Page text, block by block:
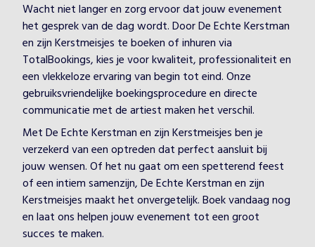
Wacht niet langer en zorg ervoor dat jouw evenement
het gesprek van de dag wordt. Door De Echte Kerstman
en zijn Kerstmeisjes te boeken of inhuren via
TotalBookings, kies je voor kwaliteit, professionaliteit en
een vlekkeloze ervaring van begin tot eind. Onze
gebruiksvriendelijke boekingsprocedure en directe
communicatie met de artiest maken het verschil.
Met De Echte Kerstman en zijn Kerstmeisjes ben je
verzekerd van een optreden dat perfect aansluit bij
jouw wensen. Of het nu gaat om een spetterend feest
of een intiem samenzijn, De Echte Kerstman en zijn
Kerstmeisjes maakt het onvergetelijk. Boek vandaag nog
en laat ons helpen jouw evenement tot een groot
succes te maken.